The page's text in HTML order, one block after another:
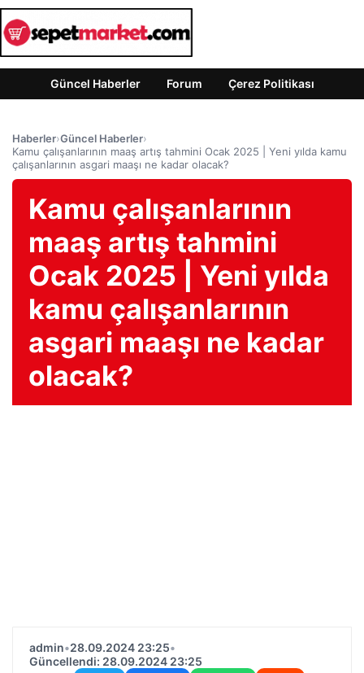
Güncel Haberler Forum Çerez Politikası
Haberler›Güncel Haberler›
Kamu çalışanlarının maaş artış tahmini Ocak 2025 | Yeni yılda kamu
çalışanlarının asgari maaşı ne kadar olacak?
Kamu çalışanlarının
maaş artış tahmini
Ocak 2025 | Yeni yılda
kamu çalışanlarının
asgari maaşı ne kadar
olacak?
admin•28.09.2024 23:25•
Güncellendi: 28.09.2024 23:25